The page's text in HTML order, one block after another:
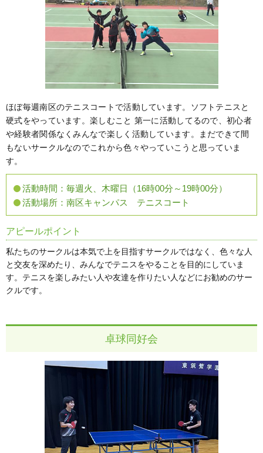
ほぼ毎週南区のテニスコートで活動しています。ソフトテニスと
硬式をやっています。楽しむこと 第一に活動してるので、初心者
や経験者関係なくみんなで楽しく活動しています。まだできて間
もないサークルなのでこれから色々やっていこうと思っていま
す。
活動時間： 毎週火、木曜日（16時00分～19時00分）
活動場所： 南区キャンパス テニスコート
アピールポイント
私たちのサークルは本気で上を目指すサークルではなく、色々な人
と交友を深めたり、みんなでテニスをやることを目的にしていま
す。テニスを楽しみたい人や友達を作りたい人などにお勧めのサー
クルです。
卓球同好会